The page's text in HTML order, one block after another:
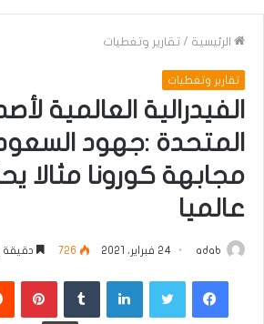
الرئيسية / تقارير وتغطيات
تقارير وتغطيات
الفيدرالية العالمية
المتحدة :جهود
مجابهة كورونا مثالا
عالميا
adab 24 فبراير، 2021 726 دقيقة
فيسبوكتويتر لينكدإن ‏Tumblr
طباعة